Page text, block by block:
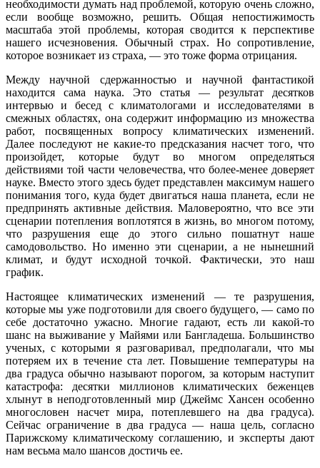
необходимости думать над проблемой, которую очень сложно,
если вообще возможно, решить. Общая непостижимость
масштаба этой проблемы, которая сводится к перспективе
нашего исчезновения. Обычный страх. Но сопротивление,
которое возникает из страха, — это тоже форма отрицания.
Между научной сдержанностью и научной фантастикой
находится сама наука. Это статья — результат десятков
интервью и бесед с климатологами и исследователями в
смежных областях, она содержит информацию из множества
работ, посвященных вопросу климатических изменений.
Далее последуют не какие-то предсказания насчет того, что
произойдет, которые будут во многом определяться
действиями той части человечества, что более-менее доверяет
науке. Вместо этого здесь будет представлен максимум нашего
понимания того, куда будет двигаться наша планета, если не
предпринять активные действия. Маловероятно, что все эти
сценарии потепления воплотятся в жизнь, во многом потому,
что разрушения еще до этого сильно пошатнут наше
самодовольство. Но именно эти сценарии, а не нынешний
климат, и будут исходной точкой. Фактически, это наш
график.
Настоящее климатических изменений — те разрушения,
которые мы уже подготовили для своего будущего, — само по
себе достаточно ужасно. Многие гадают, есть ли какой-то
шанс на выживание у Майями или Бангладеша. Большинство
ученых, с которыми я разговаривал, предполагали, что мы
потеряем их в течение ста лет. Повышение температуры на
два градуса обычно называют порогом, за которым наступит
катастрофа: десятки миллионов климатических беженцев
хлынут в неподготовленный мир (Джеймс Хансен особенно
многословен насчет мира, потеплевшего на два градуса).
Сейчас ограничение в два градуса — наша цель, согласно
Парижскому климатическому соглашению, и эксперты дают
нам весьма мало шансов достичь ее.